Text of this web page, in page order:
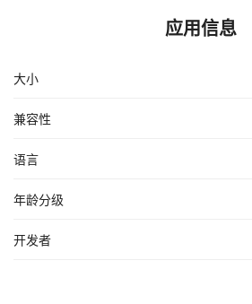
应用信息
大小
兼容性
语言
年龄分级
开发者